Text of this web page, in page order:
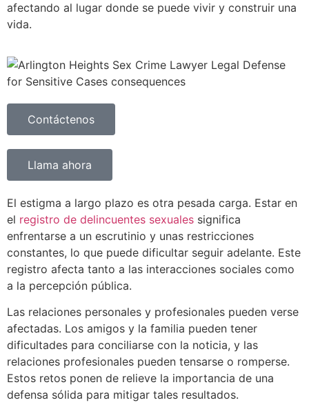
afectando al lugar donde se puede vivir y construir una
vida.
Contáctenos
Llama ahora
El estigma a largo plazo es otra pesada carga. Estar en
el registro de delincuentes sexuales significa
enfrentarse a un escrutinio y unas restricciones
constantes, lo que puede dificultar seguir adelante. Este
registro afecta tanto a las interacciones sociales como
a la percepción pública.
Las relaciones personales y profesionales pueden verse
afectadas. Los amigos y la familia pueden tener
dificultades para conciliarse con la noticia, y las
relaciones profesionales pueden tensarse o romperse.
Estos retos ponen de relieve la importancia de una
defensa sólida para mitigar tales resultados.